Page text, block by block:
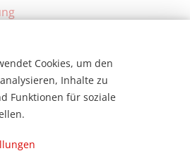
Cookies, um den
Inhalte zu
Funktionen für soziale